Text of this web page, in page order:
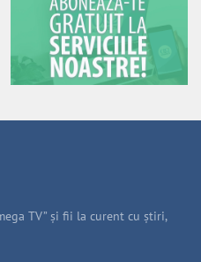
TV” și fii la curent cu știri,